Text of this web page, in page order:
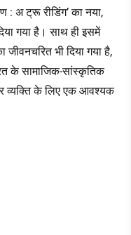
: अ ट्रू रीडिंग’ का नया,
गया है। साथ ही इसमें
जीवनचरित भी दिया गया है,
के सामाजिक-सांस्कृतिक
व्यक्ति के लिए एक आवश्यक